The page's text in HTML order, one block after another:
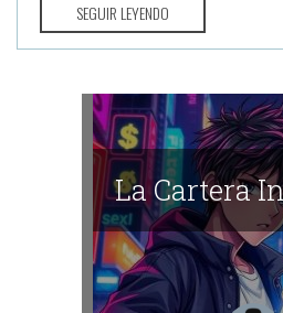
SEGUIR LEYENDO
La Cartera